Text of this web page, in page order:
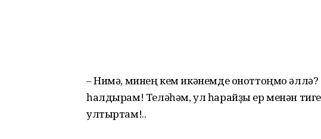
– Нимә, минең кем икәнемде оноттоңмо
һалдырам! Теләһәм, ул һарайҙы ер менән
ултыртам!..